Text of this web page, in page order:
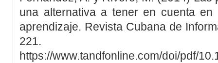
una alternativa a tener en cuenta
aprendizaje. Revista Cubana de
221.
https://www.tandfonline.com/doi/pdf/